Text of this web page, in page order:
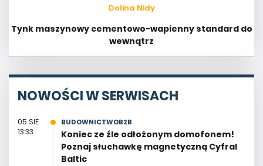
Dolina Nidy
Tynk maszynowy cementowo-wapienny standard do
wewnątrz
NOWOŚCI W SERWISACH
05 SIE
13:33
BUDOWNICTWOB2B
Koniec ze źle odłożonym domofonem!
Poznaj słuchawkę magnetyczną Cyfral
Baltic